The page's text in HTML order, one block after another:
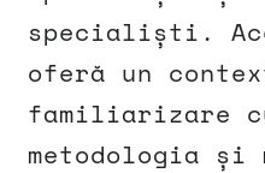
specialiști.
oferă un
familiarizare
metodologia și